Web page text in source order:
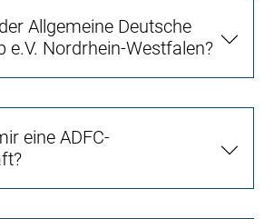
Allgemeine Deutsche
e.V. Nordrhein-Westfalen?
eine ADFC-